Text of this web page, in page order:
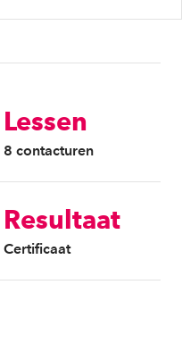
Lessen
8 contacturen
Resultaat
Certificaat